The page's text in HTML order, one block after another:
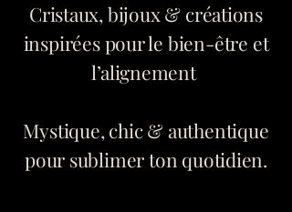
Cristaux, bijoux & créations
inspirées pour le bien-être et
l’alignement
Mystique, chic & authentique
pour sublimer ton quotidien.